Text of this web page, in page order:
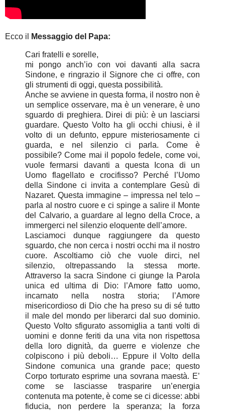
Ecco il Messaggio del Papa:
Cari fratelli e sorelle,
mi pongo anch’io con voi davanti alla sacra
Sindone, e ringrazio il Signore che ci offre, con
gli strumenti di oggi, questa possibilità.
Anche se avviene in questa forma, il nostro non è
un semplice osservare, ma è un venerare, è uno
sguardo di preghiera. Direi di più: è un lasciarsi
guardare. Questo Volto ha gli occhi chiusi, è il
volto di un defunto, eppure misteriosamente ci
guarda, e nel silenzio ci parla. Come è
possibile? Come mai il popolo fedele, come voi,
vuole fermarsi davanti a questa Icona di un
Uomo flagellato e crocifisso? Perché l’Uomo
della Sindone ci invita a contemplare Gesù di
Nazaret. Questa immagine – impressa nel telo –
parla al nostro cuore e ci spinge a salire il Monte
del Calvario, a guardare al legno della Croce, a
immergerci nel silenzio eloquente dell’amore.
Lasciamoci dunque raggiungere da questo
sguardo, che non cerca i nostri occhi ma il nostro
cuore. Ascoltiamo ciò che vuole dirci, nel
silenzio, oltrepassando la stessa morte.
Attraverso la sacra Sindone ci giunge la Parola
unica ed ultima di Dio: l’Amore fatto uomo,
incarnato nella nostra storia; l’Amore
misericordioso di Dio che ha preso su di sé tutto
il male del mondo per liberarci dal suo dominio.
Questo Volto sfigurato assomiglia a tanti volti di
uomini e donne feriti da una vita non rispettosa
della loro dignità, da guerre e violenze che
colpiscono i più deboli… Eppure il Volto della
Sindone comunica una grande pace; questo
Corpo torturato esprime una sovrana maestà. E’
come se lasciasse trasparire un’energia
contenuta ma potente, è come se ci dicesse: abbi
fiducia, non perdere la speranza; la forza